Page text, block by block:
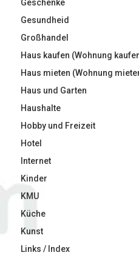
Geschenke
Gesundheid
Großhandel
Haus kaufen (Wohnung
Haus mieten (Wohnung
Haus und Garten
Haushalte
Hobby und Freizeit
Hotel
Internet
Kinder
KMU
Küche
Kunst
Links / Index